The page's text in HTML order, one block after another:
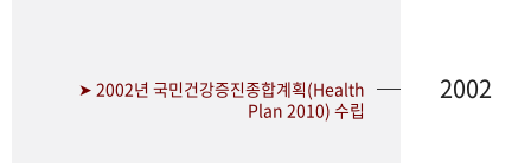
➤ 2002년 국민건강증진종합계획(Health
Plan 2010) 수립
2002